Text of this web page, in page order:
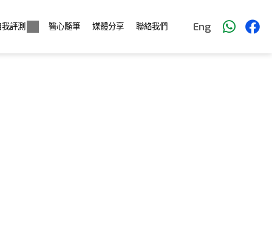
評測 醫心隨筆 媒體分享 聯絡我們 Eng